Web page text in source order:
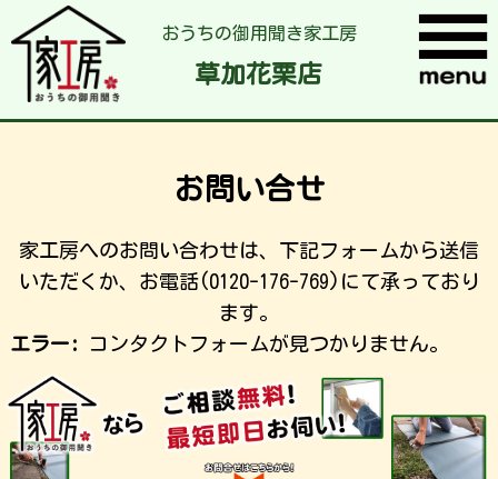
おうちの御用聞き家工房
草加花栗店
お問い合せ
家工房へのお問い合わせは、下記フォームから送信
いただくか、お電話(0120-176-769)にて承っており
ます。
エラー:
コンタクトフォームが見つかりません。